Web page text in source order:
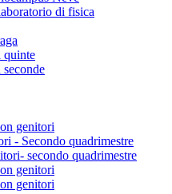
di fisica
quinte
genitori
- Secondo quadrimestre
secondo quadrimestre
genitori
genitori